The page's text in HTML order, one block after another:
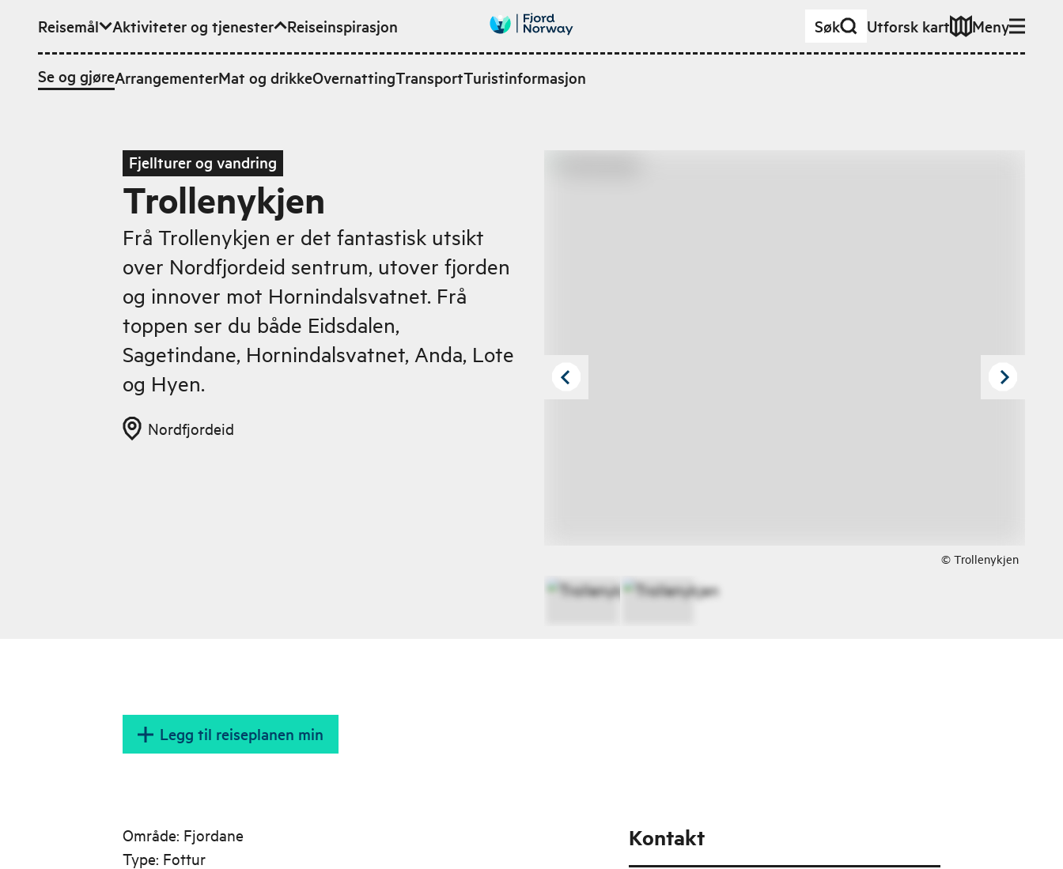
Hopp til hovedinnhold
Reisemål Aktiviteter og tjenester
Se og gjøreArrangementerMat og drikkeOvernattingTransportTuristinformasjon
Reiseinspirasjon Søk Utforsk kart Meny
Fjellturer og vandring
Trollenykjen
Frå Trollenykjen er det fantastisk utsikt
over Nordfjordeid sentrum, utover fjorden
og innover mot Hornindalsvatnet. Frå
toppen ser du både Eidsdalen,
Sagetindane, Hornindalsvatnet, Anda, Lote
og Hyen.
Nordfjordeid
© Trollenykjen
Legg til reiseplanen min
Område: Fjordane
Type: Fottur
Kontakt